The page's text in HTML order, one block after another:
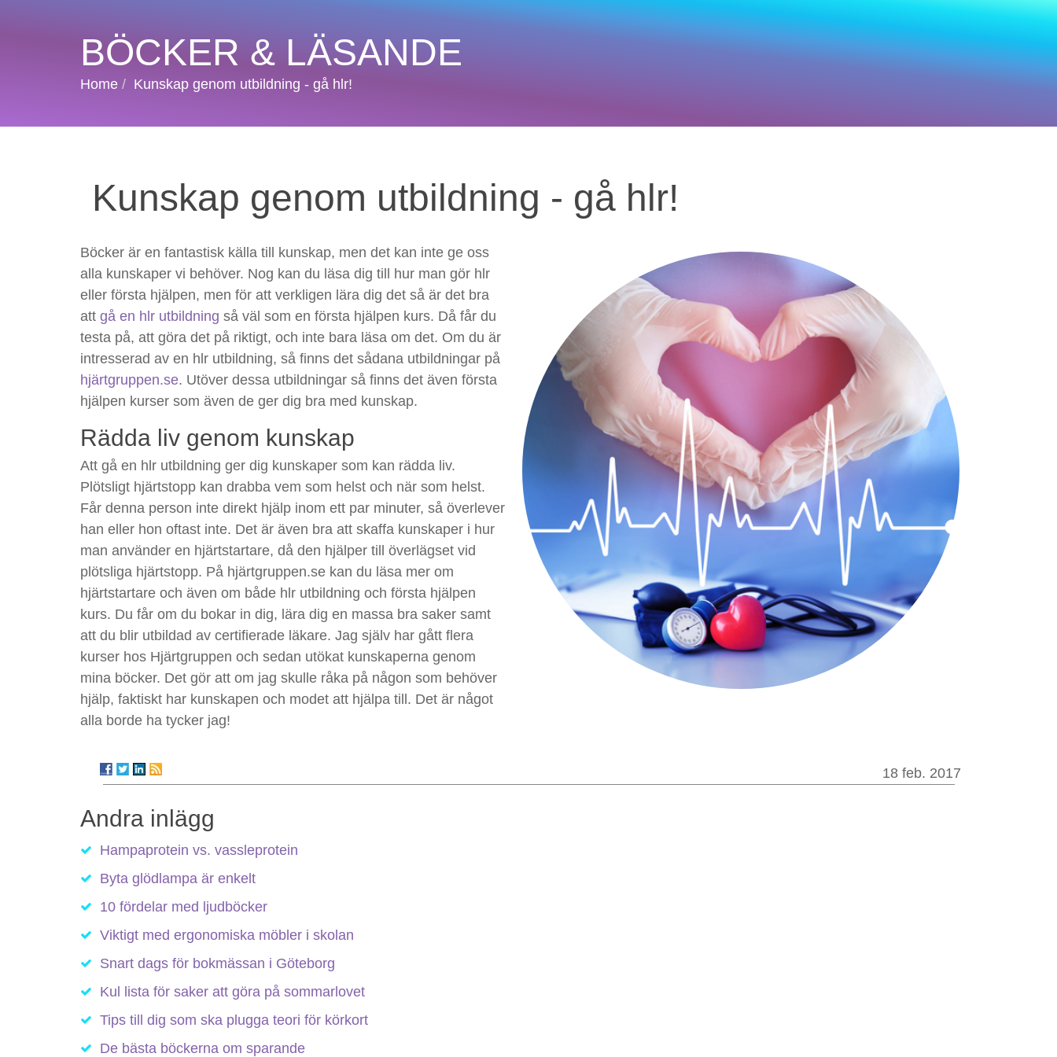
BÖCKER & LÄSANDE
Home Kunskap genom utbildning - gå hlr!
Kunskap genom utbildning - gå hlr!
Böcker är en fantastisk källa till kunskap, men det kan inte ge oss
alla kunskaper vi behöver. Nog kan du läsa dig till hur man gör hlr
eller första hjälpen, men för att verkligen lära dig det så är det bra
att gå en hlr utbildning så väl som en första hjälpen kurs. Då får du
testa på, att göra det på riktigt, och inte bara läsa om det. Om du är
intresserad av en hlr utbildning, så finns det sådana utbildningar på
hjärtgruppen.se. Utöver dessa utbildningar så finns det även första
hjälpen kurser som även de ger dig bra med kunskap.
Rädda liv genom kunskap
Att gå en hlr utbildning ger dig kunskaper som kan rädda liv.
Plötsligt hjärtstopp kan drabba vem som helst och när som helst.
Får denna person inte direkt hjälp inom ett par minuter, så överlever
han eller hon oftast inte. Det är även bra att skaffa kunskaper i hur
man använder en hjärtstartare, då den hjälper till överlägset vid
plötsliga hjärtstopp. På hjärtgruppen.se kan du läsa mer om
hjärtstartare och även om både hlr utbildning och första hjälpen
kurs. Du får om du bokar in dig, lära dig en massa bra saker samt
att du blir utbildad av certifierade läkare. Jag själv har gått flera
kurser hos Hjärtgruppen och sedan utökat kunskaperna genom
mina böcker. Det gör att om jag skulle råka på någon som behöver
hjälp, faktiskt har kunskapen och modet att hjälpa till. Det är något
alla borde ha tycker jag!
18 feb. 2017
Andra inlägg
Hampaprotein vs. vassleprotein
Byta glödlampa är enkelt
10 fördelar med ljudböcker
Viktigt med ergonomiska möbler i skolan
Snart dags för bokmässan i Göteborg
Kul lista för saker att göra på sommarlovet
Tips till dig som ska plugga teori för körkort
De bästa böckerna om sparande